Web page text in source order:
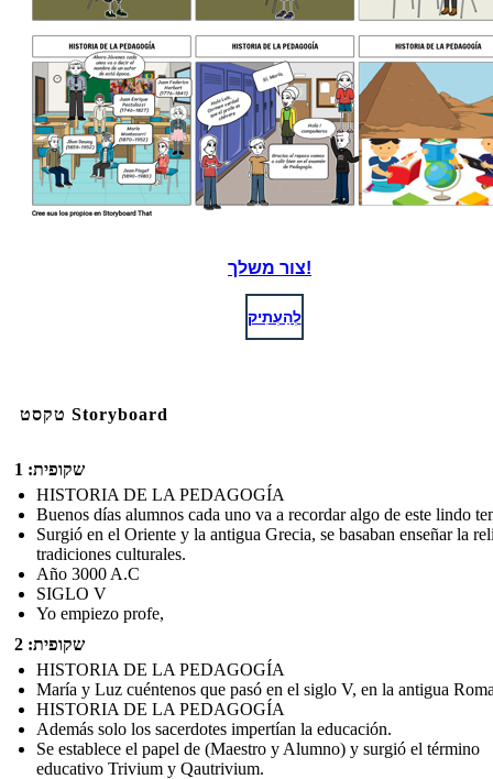
צור משלך!
לְהַעְתִיק
טקסט Storyboard
שקופית: 1
HISTORIA DE LA PEDAGOGÍA
Buenos días alumnos cada uno va a recordar algo de este lindo
Surgió en el Oriente y la antigua Grecia, se basaban enseñar la
tradiciones culturales.
Año 3000 A.C
SIGLO V
Yo empiezo profe,
שקופית: 2
HISTORIA DE LA PEDAGOGÍA
María y Luz cuéntenos que pasó en el siglo V, en la antigua
HISTORIA DE LA PEDAGOGÍA
Además solo los sacerdotes impertían la educación.
Se establece el papel de (Maestro y Alumno) y surgió el término
educativo Trivium y Qautrivium.